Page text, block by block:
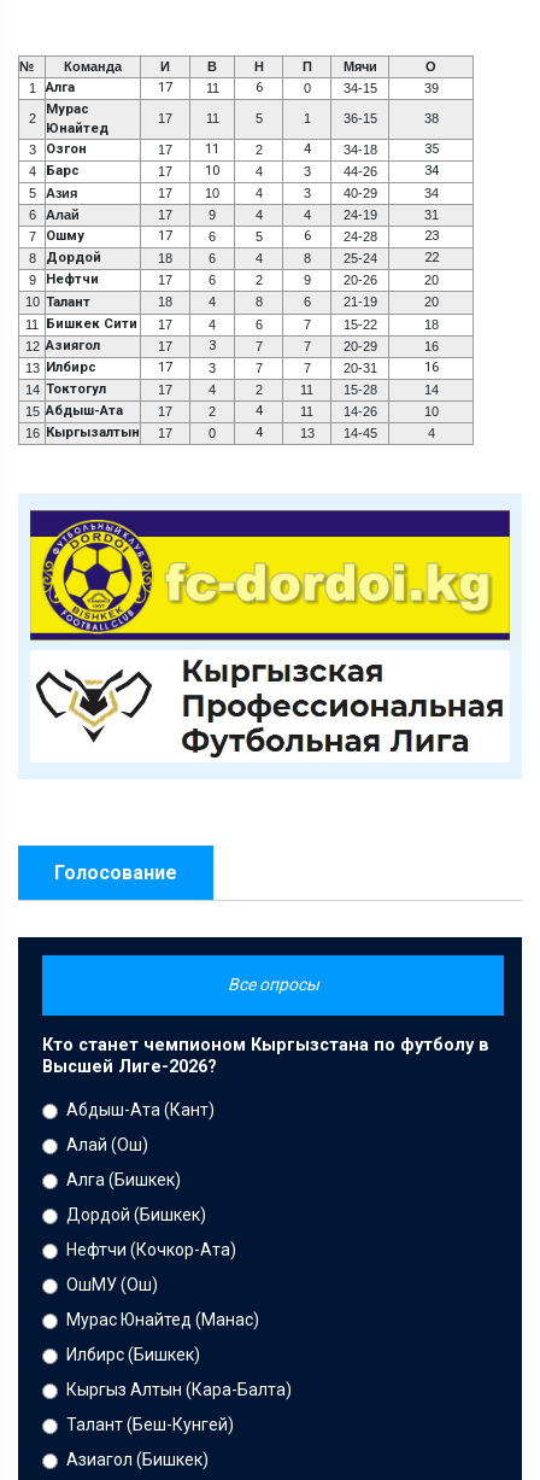
№ Команда И В Н П Мячи
О
1
Алга 17 11 6 0 34-15 39
2
Мурас
Юнайтед
17 11 5 1 36-15 38
3 Озгон 17 11 2 4 34-18 35
4 Барс 17 10 4 3 44-26 34
5 Азия 17 10 4 3 40-29
34
6
Алай 17 9 4 4 24-19
31
7
Ошму 17 6 5 6 24-28 23
8 Дордой 18 6 4 8 25-24 22
9 Нефтчи 17 6 2 9 20-26
20
10 Талант 18 4 8 6 21-19
20
11
Бишкек Сити 17 4 6 7 15-22
18
12 Азиягол 17 3 7 7 20-29
16
13
Илбирс 17 3 7 7 20-31 16
14 Токтогул 17 4 2 11 15-28
14
15 Абдыш-Ата 17 2 4 11 14-26
10
16
Кыргызалтын 17 0 4 13 14-45 4
Голосование
Все опросы
Кто станет чемпионом Кыргызстана по футболу в
Высшей Лиге-2026?
Абдыш-Ата (Кант)
Алай (Ош)
Алга (Бишкек)
Дордой (Бишкек)
Нефтчи (Кочкор-Ата)
ОшМУ (Ош)
Мурас Юнайтед (Манас)
Илбирс (Бишкек)
Кыргыз Алтын (Кара-Балта)
Талант (Беш-Кунгей)
Азиагол (Бишкек)